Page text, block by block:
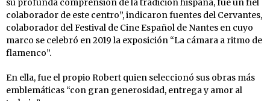
su profunda comprensión de la tradición hispana, fue un fiel
colaborador de este centro”, indicaron fuentes del Cervantes,
colaborador del Festival de Cine Español de Nantes en cuyo
marco se celebró en 2019 la exposición “La cámara a ritmo de
flamenco”.
En ella, fue el propio Robert quien seleccionó sus obras más
emblemáticas “con gran generosidad, entrega y amor al